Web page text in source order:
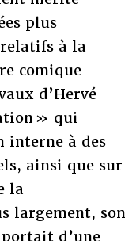
plus
à la
comique
d’Hervé
» qui
interne à des
ainsi que sur
la
largement, son
d’une